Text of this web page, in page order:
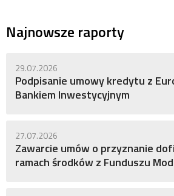
Najnowsze raporty
29.07.2026
Podpisanie umowy kredytu z
Bankiem Inwestycyjnym
27.07.2026
Zawarcie umów o przyznanie
ramach środków z Funduszu